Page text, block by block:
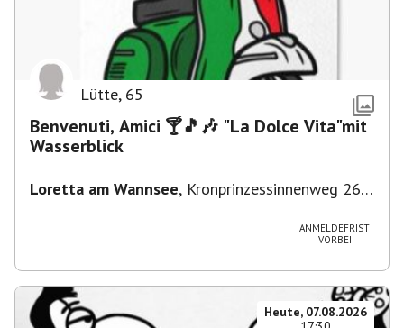
Lütte, 65
Benvenuti, Amici 🍸🎵🎶 "La Dolce Vita"mit
Wasserblick
Loretta am Wannsee, Kronprinzessinnenweg 260,
ANMELDEFRIST
VORBEI
Heute, 07.08.2026